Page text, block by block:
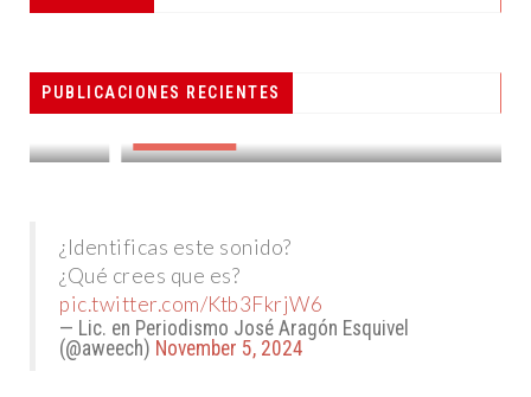
PUBLICACIONES RECIENTES
PESCADORES RECIBEN EQUIPO DE
RADIOCOMUNICACIÓN
¿Identificas este sonido?
¿Qué crees que es?
pic.twitter.com/Ktb3FkrjW6
— Lic. en Periodismo José Aragón Esquivel
(@aweech) November 5, 2024